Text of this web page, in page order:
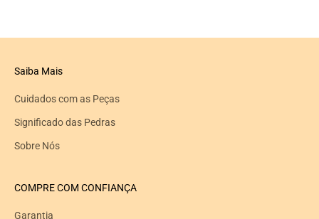
Saiba Mais
Cuidados com as Peças
Significado das Pedras
Sobre Nós
COMPRE COM CONFIANÇA
Garantia